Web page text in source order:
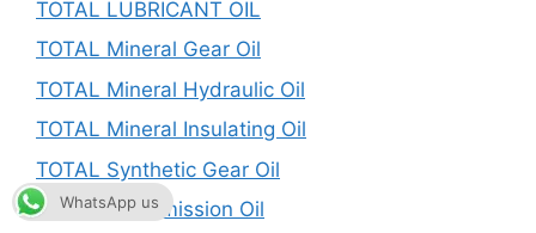
TOTAL LUBRICANT OIL
TOTAL Mineral Gear Oil
TOTAL Mineral Hydraulic Oil
TOTAL Mineral Insulating Oil
TOTAL Synthetic Gear Oil
TOTAL Transmission Oil
WhatsApp us